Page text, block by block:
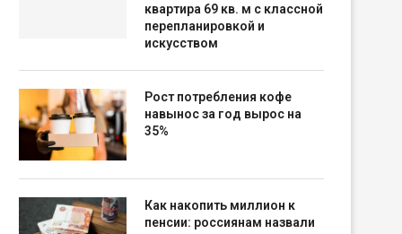
квартира 69 кв. м с классной
перепланировкой и
искусством
Рост потребления кофе
навынос за год вырос на
35%
Как накопить миллион к
пенсии: россиянам назвали